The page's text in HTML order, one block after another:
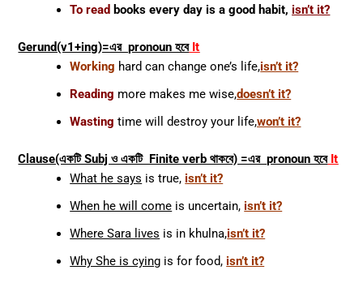
To read books every day is a good habit, isn’t it?
Gerund(v1+ing)=এর pronoun হবেIt
Working hard can change one’s life,isn’t it?
Reading more makes me wise,doesn’t it?
Wasting time will destroy your life,won’t it?
Clause(একটি Subj ও একটি Finite verb থাকবে) =এর pronoun হবেIt
What he says is true, isn’t it?
When he will come is uncertain, isn’t it?
Where Sara lives is in khulna,isn’t it?
Why She is cying is for food, isn’t it?